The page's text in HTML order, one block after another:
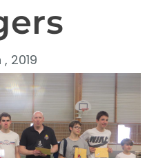
2019